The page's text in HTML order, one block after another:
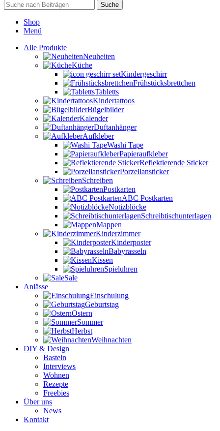
Suche
Shop
Menü
Alle Produkte
Neuheiten
Küche
Kindergeschirr
Frühstücksbrettchen
Tabletts
Kindertattoos
Bügelbilder
Kalender
Duftanhänger
Aufkleber
Washi Tape
Papieraufkleber
Reflektierende Sticker
Porzellansticker
Schreiben
Postkarten
ABC Postkarten
Notizblöcke
Schreibtischunterlagen
Mappen
Kinderzimmer
Kinderposter
Babyrasseln
Kissen
Spieluhren
Sale
Anlässe
Einschulung
Geburtstag
Ostern
Sommer
Herbst
Weihnachten
DIY & Design
Basteln
Interviews
Wohnen
Rezepte
Freebies
Über uns
News
Kontakt